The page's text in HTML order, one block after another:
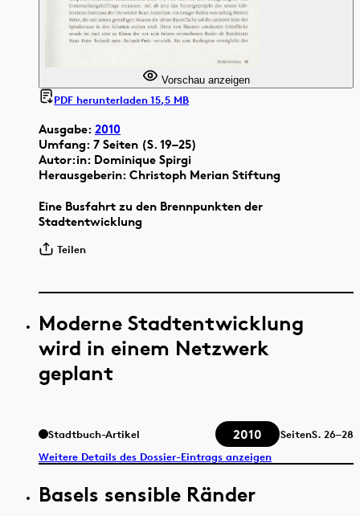
Ausgabe: 2010
Umfang: 7 Seiten (S. 19–25)
Autor:in: Dominique Spirgi
Herausgeberin: Christoph Merian Stiftung
Eine Busfahrt zu den Brennpunkten der
Stadtentwicklung
Teilen
Vorschau anzeigen
PDF herunterladen 15,5 MB
Moderne Stadtentwicklung
wird in einem Netzwerk
geplant
Stadtbuch-Artikel 2010 SeitenS. 26–28
Weitere Details des Dossier-Eintrags anzeigen
Basels sensible Ränder